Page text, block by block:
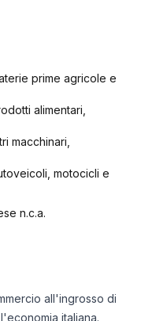
prime agricole e
alimentari,
macchinari,
motocicli e
n.c.a.
all'ingrosso di
italiana.